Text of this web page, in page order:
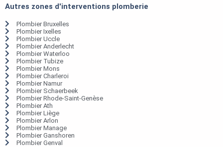
Autres zones d'interventions plomberie
Plombier Bruxelles
Plombier Ixelles
Plombier Uccle
Plombier Anderlecht
Plombier Waterloo
Plombier Tubize
Plombier Mons
Plombier Charleroi
Plombier Namur
Plombier Schaerbeek
Plombier Rhode-Saint-Genèse
Plombier Ath
Plombier Liège
Plombier Arlon
Plombier Manage
Plombier Ganshoren
Plombier Genval